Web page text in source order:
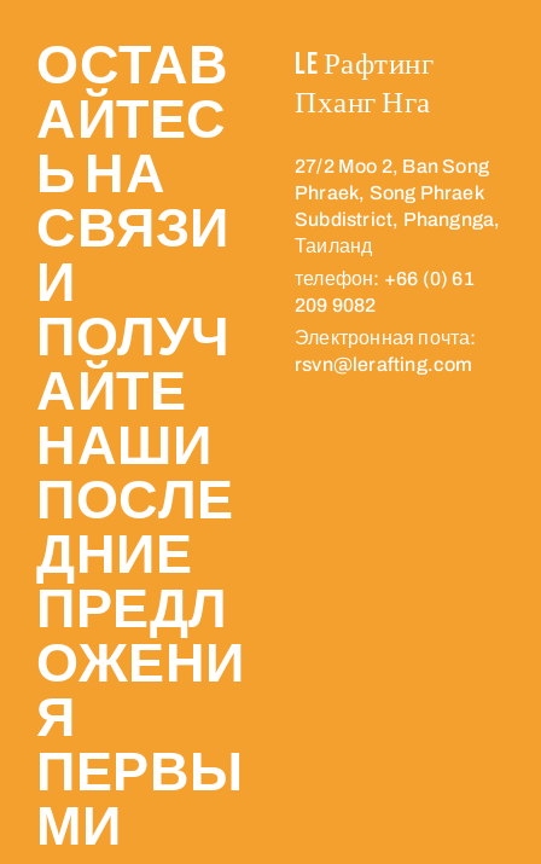
ОСТАВ
АЙТЕС
Ь НА
СВЯЗИ
И
ПОЛУЧ
АЙТЕ
НАШИ
ПОСЛЕ
ДНИЕ
ПРЕДЛ
ОЖЕНИ
Я
ПЕРВЫ
МИ
LE Рафтинг
Пханг Нга
27/2 Moo 2, Ban Song
Phraek, Song Phraek
Subdistrict, Phangnga,
Таиланд
телефон: +66 (0) 61
209 9082
Электронная почта:
rsvn@lerafting.com